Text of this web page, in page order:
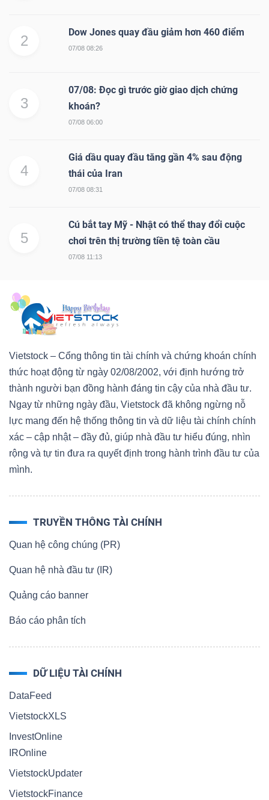
2
Dow Jones quay đầu giảm hơn 460 điểm
07/08 08:26
3
07/08: Đọc gì trước giờ giao dịch chứng
khoán?
07/08 06:00
4
Giá dầu quay đầu tăng gần 4% sau động
thái của Iran
07/08 08:31
5
Cú bắt tay Mỹ - Nhật có thể thay đổi cuộc
chơi trên thị trường tiền tệ toàn cầu
07/08 11:13
Vietstock – Cổng thông tin tài chính và chứng khoán chính
thức hoạt động từ ngày 02/08/2002, với định hướng trở
thành người bạn đồng hành đáng tin cậy của nhà đầu tư.
Ngay từ những ngày đầu, Vietstock đã không ngừng nỗ
lực mang đến hệ thống thông tin và dữ liệu tài chính chính
xác – cập nhật – đầy đủ, giúp nhà đầu tư hiểu đúng, nhìn
rộng và tự tin đưa ra quyết định trong hành trình đầu tư của
mình.
TRUYỀN THÔNG TÀI CHÍNH
Quan hệ công chúng (PR)
Quan hệ nhà đầu tư (IR)
Quảng cáo banner
Báo cáo phân tích
DỮ LIỆU TÀI CHÍNH
DataFeed
VietstockXLS
InvestOnline
IROnline
VietstockUpdater
VietstockFinance